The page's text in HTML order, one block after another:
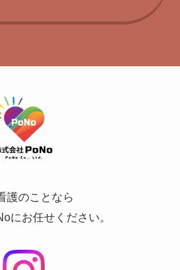
護のことなら
にお任せください。